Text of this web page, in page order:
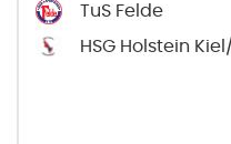
TuS Felde
HSG Holstein